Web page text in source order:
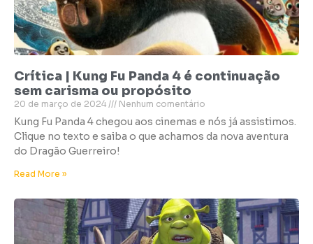
Crítica | Kung Fu Panda 4 é continuação
sem carisma ou propósito
20 de março de 2024 Nenhum comentário
Kung Fu Panda 4 chegou aos cinemas e nós já assistimos.
Clique no texto e saiba o que achamos da nova aventura
do Dragão Guerreiro!
Read More »